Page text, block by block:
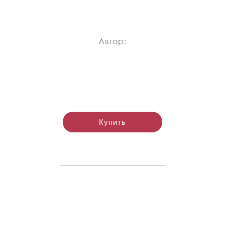
Автор:
Купить